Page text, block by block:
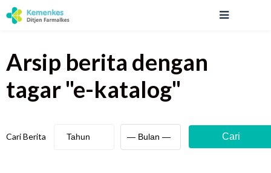
Arsip berita dengan
tagar "e-katalog"
Cari Berita Cari